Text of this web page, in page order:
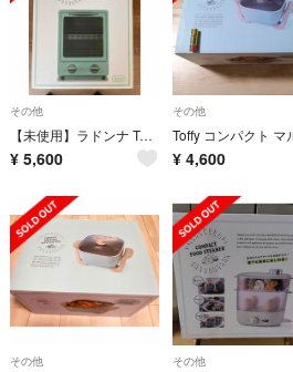
その他
【未使用】ラドンナ Toffy オーブントースター K-TS1-PA
¥ 5,600
その他
¥ 4,600
その他 その他